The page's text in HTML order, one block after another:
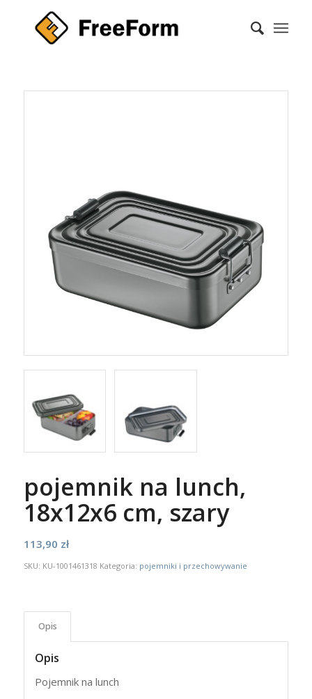
pojemnik na lunch,
18x12x6 cm, szary
113,90 zł
SKU: KU-1001461318 Kategoria: pojemniki i przechowywanie
Opis
Opis
Pojemnik na lunch